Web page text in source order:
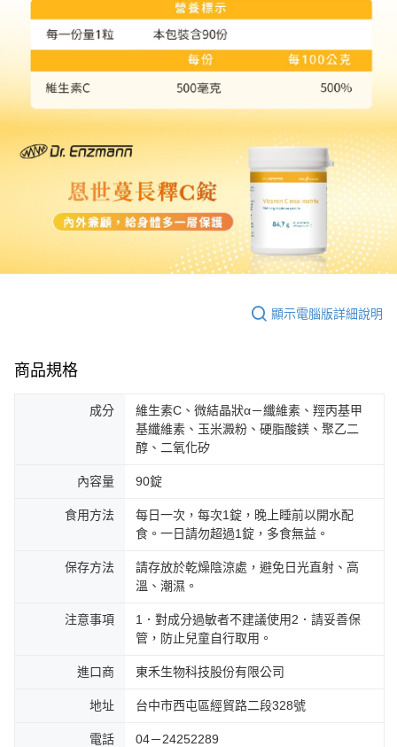
顯示電腦版詳細說明
商品規格
成分
維生素C、微結晶狀α－纖維素、羥丙基甲
基纖維素、玉米澱粉、硬脂酸鎂、聚乙二
醇、二氧化矽
內容量 90錠
食用方法
每日一次，每次1錠，晚上睡前以開水配
食。一日請勿超過1錠，多食無益。
保存方法
請存放於乾燥陰涼處，避免日光直射、高
溫、潮濕。
注意事項
1．對成分過敏者不建議使用2．請妥善保
管，防止兒童自行取用。
進口商 東禾生物科技股份有限公司
地址 台中市西屯區經貿路二段328號
電話 04－24252289